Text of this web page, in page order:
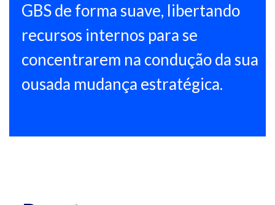
GBS de forma suave, libertando
recursos internos para se
concentrarem na condução da sua
ousada mudança estratégica.